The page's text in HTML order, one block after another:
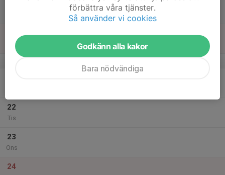
Sön
22
Tis
23
Ons
24
förbättra våra tjänster.
Så använder vi cookies
Godkänn alla kakor
Bara nödvändiga